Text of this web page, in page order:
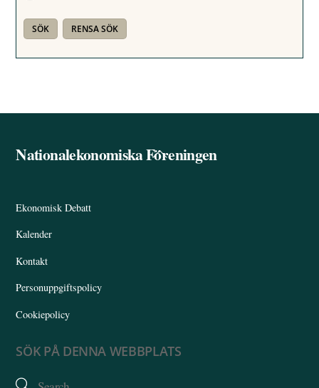
Back
Nationalekonomiska Föreningen
Ekonomisk Debatt
Kalender
Kontakt
Personuppgiftspolicy
Cookiepolicy
SÖK PÅ DENNA WEBBPLATS